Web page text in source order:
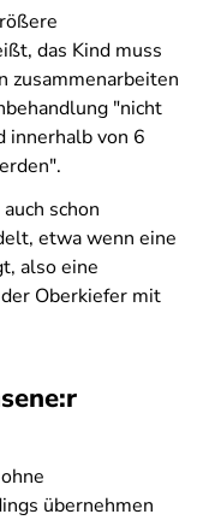
das Kind muss
zusammenarbeiten
"nicht
innerhalb von 6
schon
etwa wenn eine
also eine
Oberkiefer mit
übernehmen